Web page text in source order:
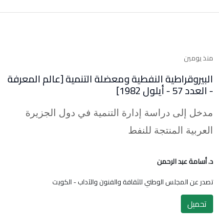
منذ يومين
البيروقراطية النفطية ومعضلة التنمية [عالم المعرفة
- العدد 57 - أيلول 1982]
مدخل إلى دراسة إدارة التنمية في دول الجزيرة
العربية المنتجة للنفط
د. أسامة عبد الرحمن
تصدر عن المجلس الوطني للثقافة والفنون والآداب - الكويت
تحميل